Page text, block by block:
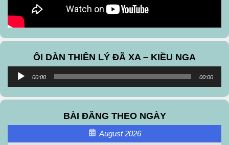
ÔI DÀN THIÊN LÝ ĐÃ XA – KIỀU NGA
Audio
00:00 00:00
BÀI ĐĂNG THEO NGÀY
August 2026